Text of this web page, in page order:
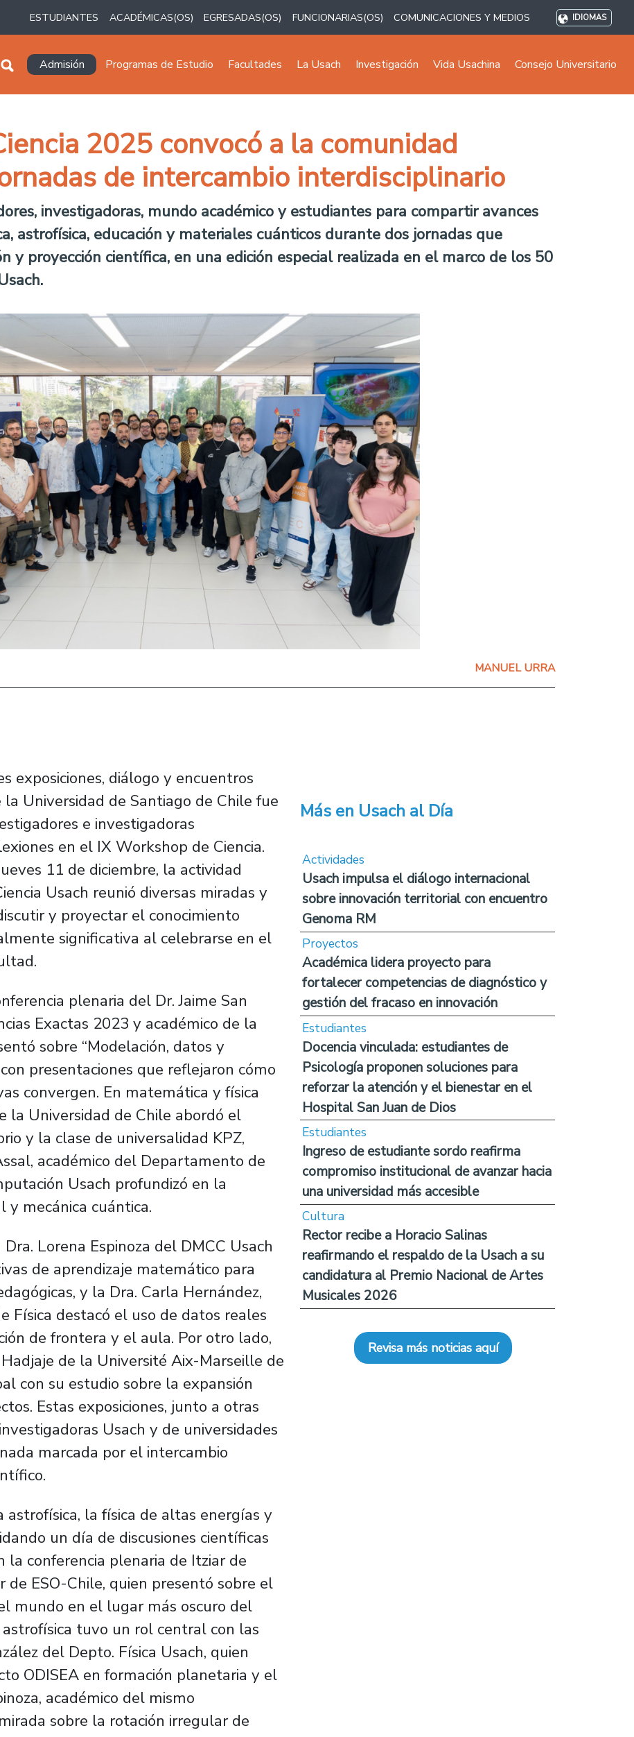
ESTUDIANTES ACADÉMICAS(OS) EGRESADAS(OS) FUNCIONARIAS(OS) COMUNICACIONES Y MEDIOS IDIOMAS
Navegación principal
Admisión Programas de Estudio Facultades La Usach Investigación Vida Usachina Consejo Universitario
2025 convocó a la comunidad
de intercambio interdisciplinario
investigadoras, mundo académico y estudiantes para compartir avances
astrofísica, educación y materiales cuánticos durante dos jornadas que
y proyección científica, en una edición especial realizada en el marco de los 50
MANUEL URRA
exposiciones, diálogo y encuentros
la Universidad de Santiago de Chile fue
e investigadoras
en el IX Workshop de Ciencia.
11 de diciembre, la actividad
Usach reunió diversas miradas y
y proyectar el conocimiento
significativa al celebrarse en el
plenaria del Dr. Jaime San
Exactas 2023 y académico de la
sobre “Modelación, datos y
presentaciones que reflejaron cómo
convergen. En matemática y física
la Universidad de Chile abordó el
y la clase de universalidad KPZ,
académico del Departamento de
Usach profundizó en la
y mecánica cuántica.
Lorena Espinoza del DMCC Usach
de aprendizaje matemático para
y la Dra. Carla Hernández,
Física destacó el uso de datos reales
de frontera y el aula. Por otro lado,
de la Université Aix-Marseille de
con su estudio sobre la expansión
Estas exposiciones, junto a otras
Usach y de universidades
marcada por el intercambio
la física de altas energías y
un día de discusiones científicas
la conferencia plenaria de Itziar de
ESO-Chile, quien presentó sobre el
mundo en el lugar más oscuro del
tuvo un rol central con las
del Depto. Física Usach, quien
ODISEA en formación planetaria y el
académico del mismo
sobre la rotación irregular de
Más en Usach al Día
Actividades
Usach impulsa el diálogo internacional
sobre innovación territorial con encuentro
Genoma RM
Proyectos
Académica lidera proyecto para
fortalecer competencias de diagnóstico y
gestión del fracaso en innovación
Estudiantes
Docencia vinculada: estudiantes de
Psicología proponen soluciones para
reforzar la atención y el bienestar en el
Hospital San Juan de Dios
Estudiantes
Ingreso de estudiante sordo reafirma
compromiso institucional de avanzar hacia
una universidad más accesible
Cultura
Rector recibe a Horacio Salinas
reafirmando el respaldo de la Usach a su
candidatura al Premio Nacional de Artes
Musicales 2026
Revisa más noticias aquí